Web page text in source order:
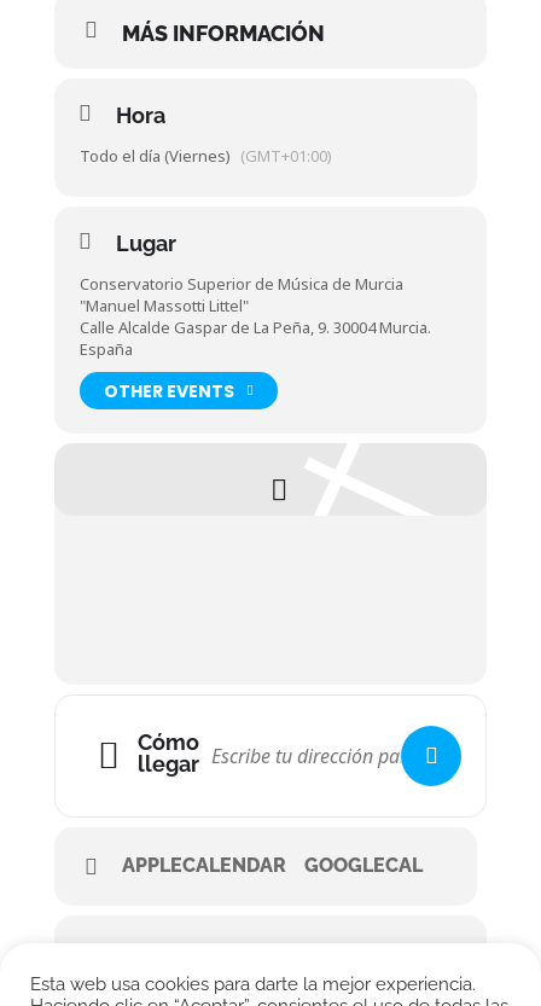
MÁS INFORMACIÓN
Hora
Todo el día (Viernes) (GMT+01:00)
Lugar
Conservatorio Superior de Música de Murcia
"Manuel Massotti Littel"
Calle Alcalde Gaspar de La Peña, 9. 30004 Murcia.
España
OTHER EVENTS
Cómo
llegar
APPLECALENDAR GOOGLECAL
Esta web usa cookies para darte la mejor experiencia.